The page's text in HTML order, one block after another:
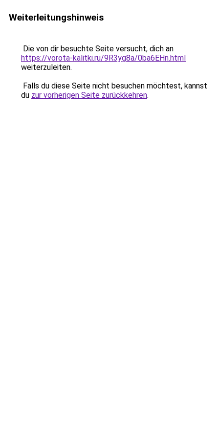
Weiterleitungshinweis
Die von dir besuchte Seite versucht, dich an
https://vorota-kalitki.ru/9R3yg8a/0ba6EHn.html
weiterzuleiten.
Falls du diese Seite nicht besuchen möchtest, kannst
du zur vorherigen Seite zurückkehren.